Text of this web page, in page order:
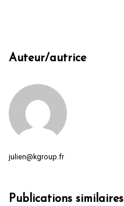
Auteur/autrice
julien@kgroup.fr
Publications similaires